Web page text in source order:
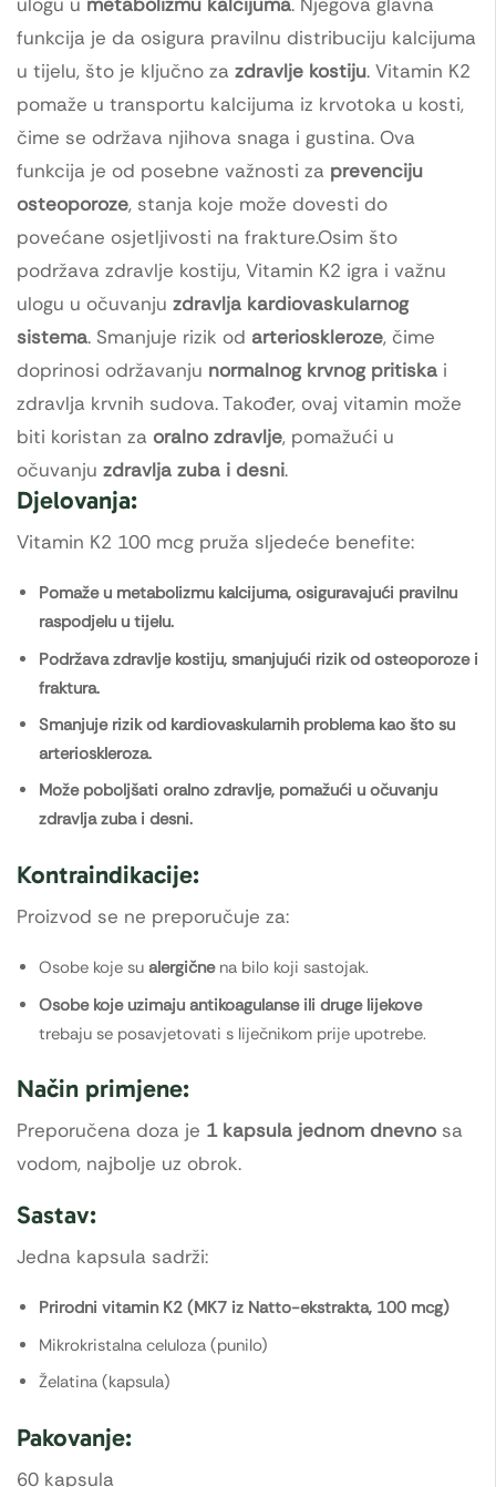
funkcija je da osigura pravilnu distribuciju kalcijuma
u tijelu, što je ključno za zdravlje kostiju. Vitamin K2
pomaže u transportu kalcijuma iz krvotoka u kosti,
čime se održava njihova snaga i gustina. Ova
funkcija je od posebne važnosti za prevenciju
osteoporoze, stanja koje može dovesti do
povećane osjetljivosti na frakture.Osim što
podržava zdravlje kostiju, Vitamin K2 igra i važnu
ulogu u očuvanju zdravlja kardiovaskularnog
sistema. Smanjuje rizik od arterioskleroze, čime
doprinosi održavanju normalnog krvnog pritiska i
zdravlja krvnih sudova. Također, ovaj vitamin može
biti koristan za oralno zdravlje, pomažući u
očuvanju zdravlja zuba i desni.
Djelovanja:
Vitamin K2 100 mcg pruža sljedeće benefite:
Pomaže u metabolizmu kalcijuma, osiguravajući pravilnu
raspodjelu u tijelu.
Podržava zdravlje kostiju, smanjujući rizik od osteoporoze i
fraktura.
Smanjuje rizik od kardiovaskularnih problema kao što su
arterioskleroza.
Može poboljšati oralno zdravlje, pomažući u očuvanju
zdravlja zuba i desni.
Kontraindikacije:
Proizvod se ne preporučuje za:
Osobe koje su alergičnena bilo koji sastojak.
Osobe koje uzimaju antikoagulanse ili druge lijekove
trebaju se posavjetovati s liječnikom prije upotrebe.
Način primjene:
Preporučena doza je 1 kapsula jednom dnevno sa
vodom, najbolje uz obrok.
Sastav:
Jedna kapsula sadrži:
Prirodni vitamin K2 (MK7 iz Natto-ekstrakta, 100 mcg)
Mikrokristalna celuloza (punilo)
Želatina (kapsula)
Pakovanje:
60 kapsula